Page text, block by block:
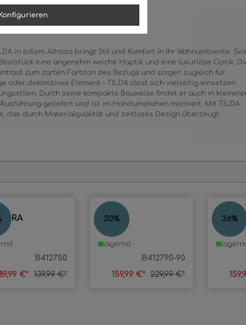
Konfigurieren
in edlem Altrosa bringt Stil und Komfort in Ihr Wohnambiente.
eine angenehm weiche Haptik und eine luxuriöse Optik.
zum zarten Farbton des Bezugs und sorgen zugleich für
oder dekoratives Element – TILDA lässt sich vielseitig einsetzen
Durch seine kompakte Bauweise findet er auch in
geliefert und ist im Handumdrehen montiert. Mit TILDA
das durch Materialqualität und zeitloses Design überzeugt.
B412750
89,99 €* 139,99 €*
30%
LILY
B412790-90
lagernd
159,99 €* 229,99 €*
36%
LILY